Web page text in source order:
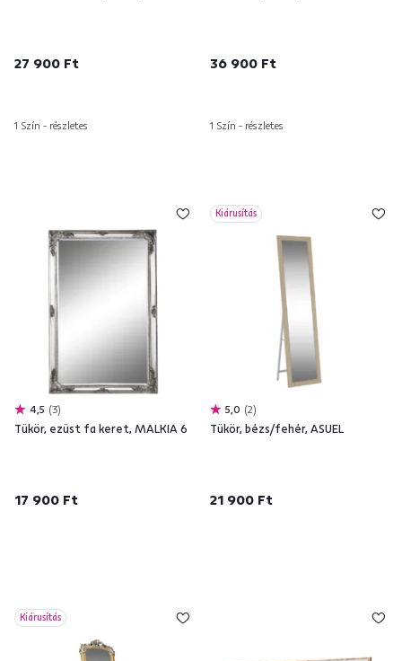
27 900 Ft
1 Szín - részletes
36 900 Ft
1 Szín - részletes
4,5 3
Tükör, ezüst fa keret, MALKIA 6
17 900 Ft
Kiárusítás
5,0 2
Tükör, bézs/fehér, ASUEL
21 900 Ft
Kiárusítás